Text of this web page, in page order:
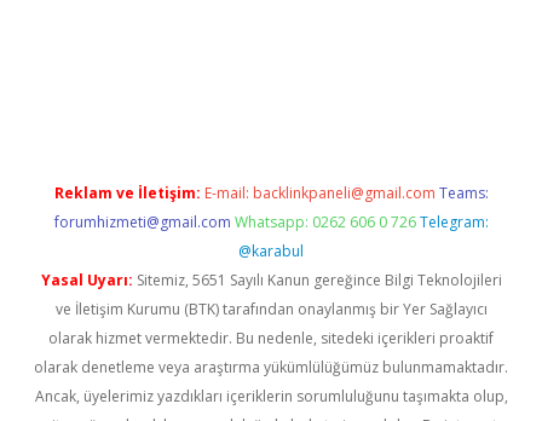
Reklam ve İletişim: E-mail: backlinkpaneli@gmail.com Teams:
forumhizmeti@gmail.com Whatsapp: 0262 606 0 726 Telegram:
@karabul
Yasal Uyarı: Sitemiz, 5651 Sayılı Kanun gereğince Bilgi Teknolojileri
ve İletişim Kurumu (BTK) tarafından onaylanmış bir Yer Sağlayıcı
olarak hizmet vermektedir. Bu nedenle, sitedeki içerikleri proaktif
olarak denetleme veya araştırma yükümlülüğümüz bulunmamaktadır.
Ancak, üyelerimiz yazdıkları içeriklerin sorumluluğunu taşımakta olup,